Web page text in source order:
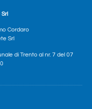
Cordaro
Srl
di Trento al nr. 7 del 07